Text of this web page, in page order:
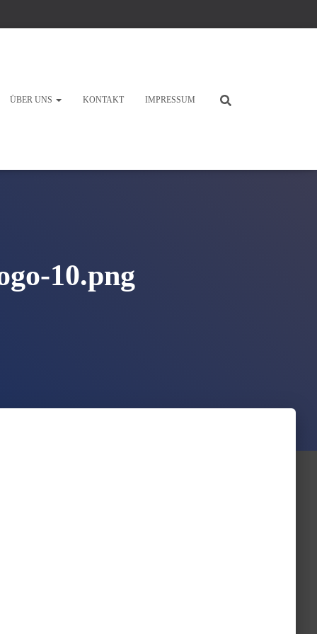
ÜBER UNS KONTAKT IMPRESSUM
10.png